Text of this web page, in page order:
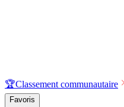
🏆Classement communautaire
Favoris